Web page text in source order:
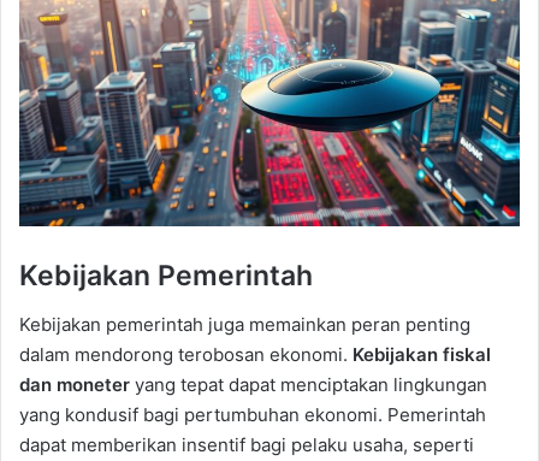
Kebijakan Pemerintah
Kebijakan pemerintah juga memainkan peran penting
dalam mendorong terobosan ekonomi. Kebijakan fiskal
dan moneter yang tepat dapat menciptakan lingkungan
yang kondusif bagi pertumbuhan ekonomi. Pemerintah
dapat memberikan insentif bagi pelaku usaha, seperti